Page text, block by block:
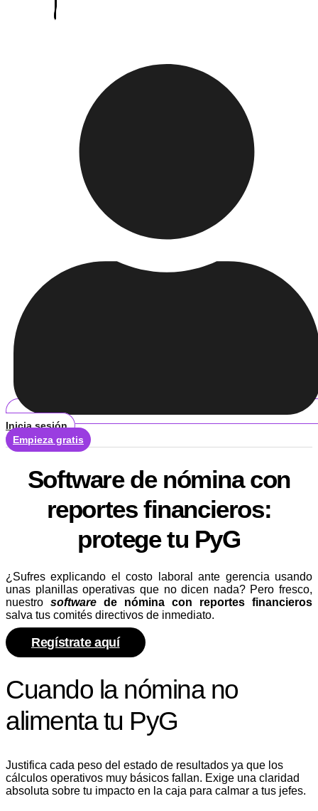
Inicia sesión
Empieza gratis
Software de nómina con
reportes financieros:
protege tu PyG
¿Sufres explicando el costo laboral ante gerencia usando
unas planillas operativas que no dicen nada? Pero fresco,
nuestro software de nómina con reportes financieros
salva tus comités directivos de inmediato.
Regístrate aquí
Cuando la nómina no
alimenta tu PyG
Justifica cada peso del estado de resultados ya que los
cálculos operativos muy básicos fallan. Exige una claridad
absoluta sobre tu impacto en la caja para calmar a tus jefes.